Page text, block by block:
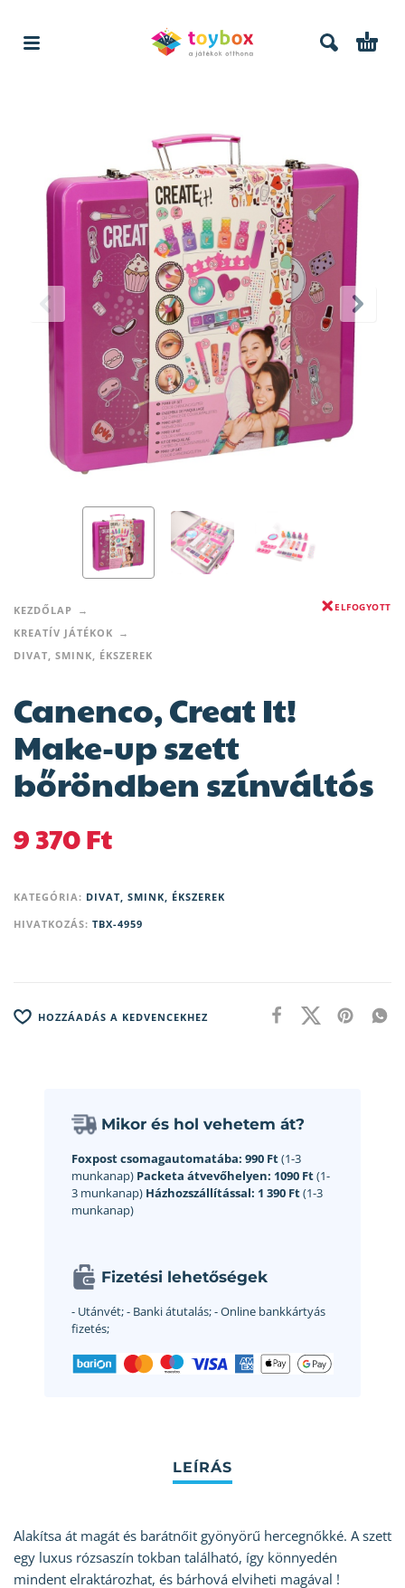
KEZDŐLAP
KREATÍV JÁTÉKOK
DIVAT, SMINK, ÉKSZEREK
ELFOGYOTT
Canenco, Creat It!
Make-up szett
bőröndben színváltós
9 370Ft
KATEGÓRIA: DIVAT, SMINK, ÉKSZEREK
HIVATKOZÁS: TBX-4959
HOZZÁADÁS A KEDVENCEKHEZ
Mikor és hol vehetem át?
Foxpost csomagautomatába: 990 Ft(1-3
munkanap) Packeta átvevőhelyen: 1090 Ft(1-
3 munkanap) Házhozszállítással: 1 390 Ft(1-3
munkanap)
Fizetési lehetőségek
- Utánvét;- Banki átutalás;- Online bankkártyás
fizetés;
Alakítsa át magát és barátnőit gyönyörű hercegnőkké. A szett
egy luxus rózsaszín tokban található, így könnyedén
mindent elraktározhat, és bárhová elviheti magával !